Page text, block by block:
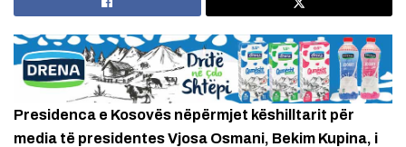
Presidenca e Kosovës nëpërmjet këshilltarit për
media të presidentes Vjosa Osmani, Bekim Kupina, i